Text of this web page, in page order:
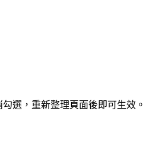
勾選，重新整理頁面後即可生效。